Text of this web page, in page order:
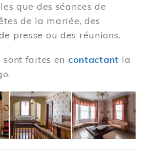
que des séances de
de la mariée, des
presse ou des réunions.
sont faites en contactant la